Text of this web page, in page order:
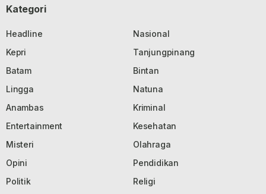
Kategori
Headline
Nasional
Kepri
Tanjungpinang
Batam
Bintan
Lingga
Natuna
Anambas
Kriminal
Entertainment
Kesehatan
Misteri
Olahraga
Opini
Pendidikan
Politik
Religi